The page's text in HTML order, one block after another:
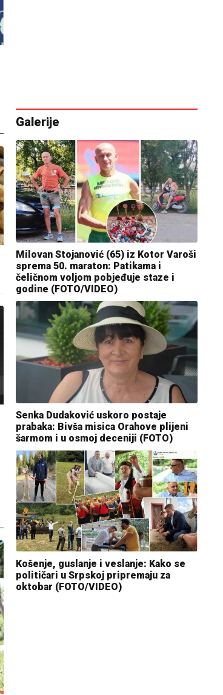
Galerije
Milovan Stojanović (65) iz Kotor Varoši
sprema 50. maraton: Patikama i
čeličnom voljom pobjeđuje staze i
godine (FOTO/VIDEO)
Senka Dudaković uskoro postaje
prabaka: Bivša misica Orahove plijeni
šarmom i u osmoj deceniji (FOTO)
Košenje, guslanje i veslanje: Kako se
političari u Srpskoj pripremaju za
oktobar (FOTO/VIDEO)